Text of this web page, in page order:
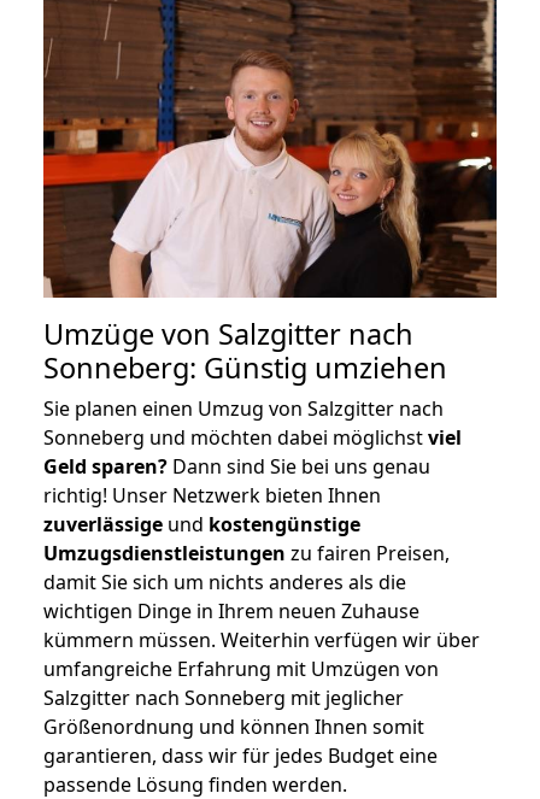
Umzüge von Salzgitter nach
Sonneberg: Günstig umziehen
Sie planen einen Umzug von Salzgitter nach
Sonneberg und möchten dabei möglichstviel
Geld sparen? Dann sind Sie bei uns genau
richtig! Unser Netzwerk bieten Ihnen
zuverlässige und kostengünstige
Umzugsdienstleistungen zu fairen Preisen,
damit Sie sich um nichts anderes als die
wichtigen Dinge in Ihrem neuen Zuhause
kümmern müssen. Weiterhin verfügen wir über
umfangreiche Erfahrung mit Umzügen von
Salzgitter nach Sonneberg mit jeglicher
Größenordnung und können Ihnen somit
garantieren, dass wir für jedes Budget eine
passende Lösung finden werden.